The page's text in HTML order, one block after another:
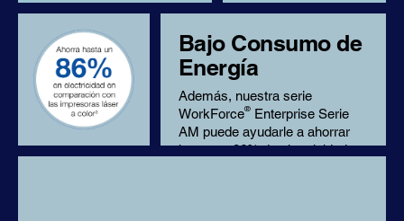
Bajo Consumo de
Energía
Además, nuestra serie
WorkForce®Enterprise Serie
AM puede ayudarle a ahorrar
hasta un 86% de electricidad en